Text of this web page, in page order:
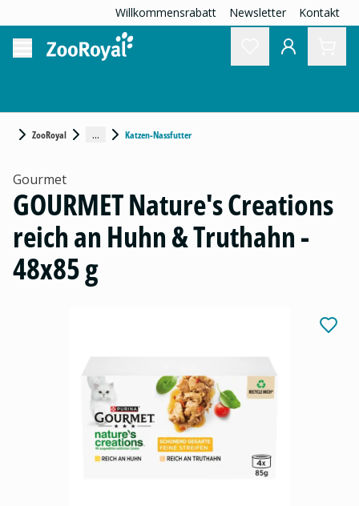
Willkommensrabatt Newsletter Kontakt
ZooRoyal ... Katzen-Nassfutter
Gourmet
GOURMET Nature's Creations
reich an Huhn & Truthahn -
48x85 g